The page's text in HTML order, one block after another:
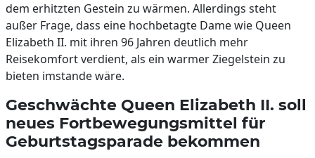
dem erhitzten Gestein zu wärmen. Allerdings steht
außer Frage, dass eine hochbetagte Dame wie Queen
Elizabeth II. mit ihren 96 Jahren deutlich mehr
Reisekomfort verdient, als ein warmer Ziegelstein zu
bieten imstande wäre.
Geschwächte Queen Elizabeth II. soll
neues Fortbewegungsmittel für
Geburtstagsparade bekommen